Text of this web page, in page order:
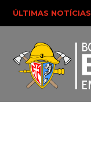
ÚLTIMAS NOTÍCIAS